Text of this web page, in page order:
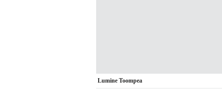
Lumine Toompea